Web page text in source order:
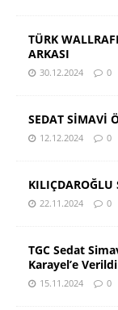
TÜRK
ARKASI
30.12.2024 0
SEDAT SİMAVİ
12.12.2024 0
22.11.2024 0
TGC Sedat
Karayel’e Verildi
15.11.2024 0